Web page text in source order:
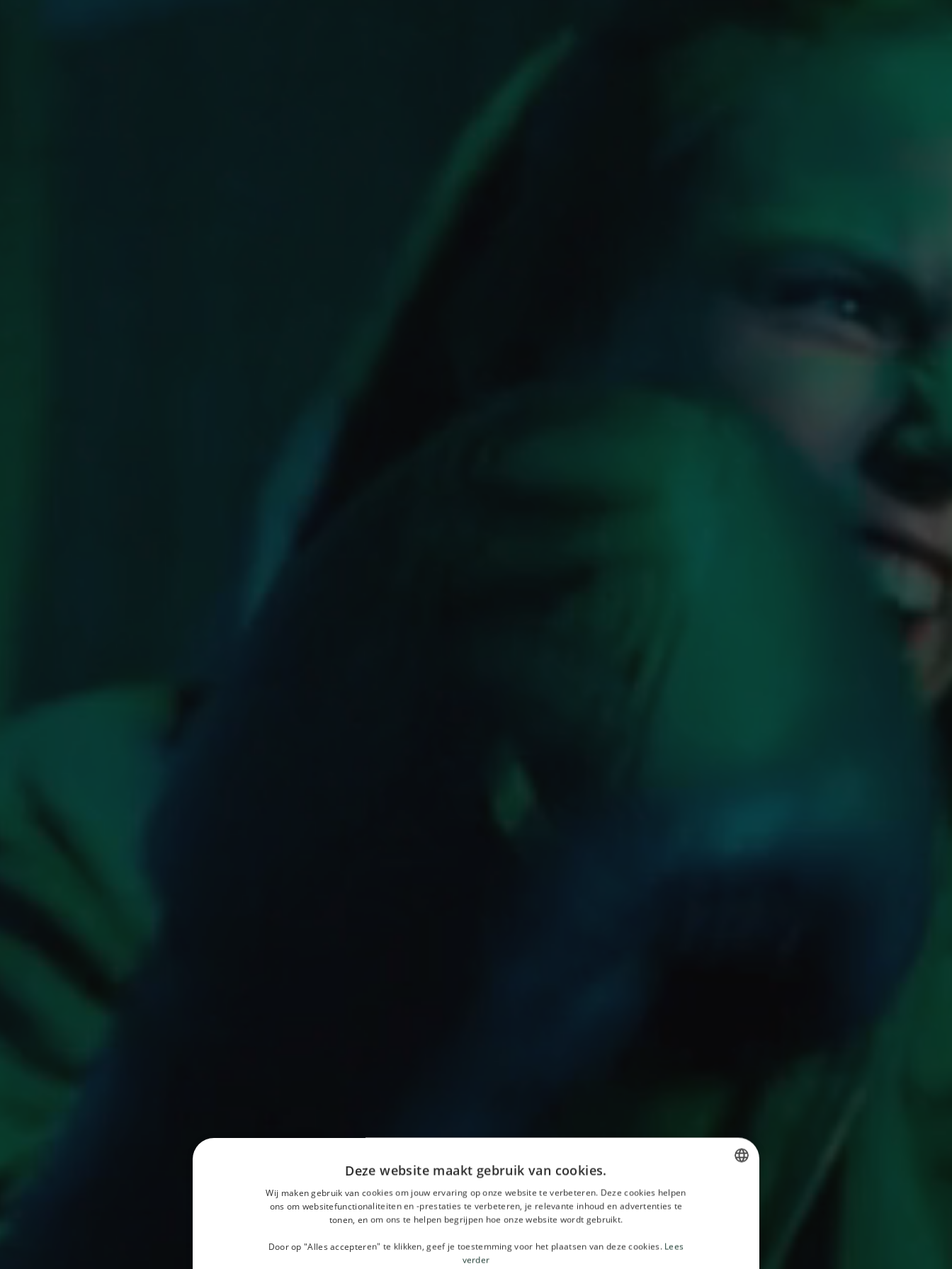
Deze website maakt gebruik van cookies.
Wij maken gebruik van cookies om jouw ervaring op onze website te verbeteren. Deze cookies helpen
ons om websitefunctionaliteiten en -prestaties te verbeteren, je relevante inhoud en advertenties te
tonen, en om ons te helpen begrijpen hoe onze website wordt gebruikt.
Door op "Alles accepteren" te klikken, geef je toestemming voor het plaatsen van deze cookies. Lees
verder